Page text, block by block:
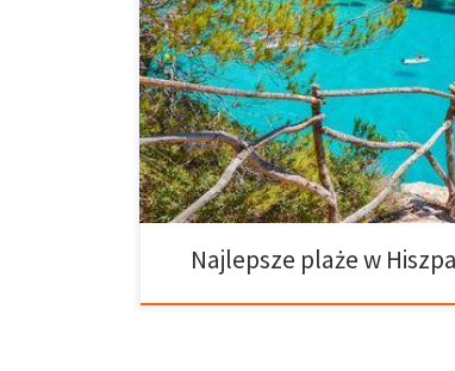
wiadomość. Hiszpania posiada prawie
otoczone jest przez Morze Śródziemne
jogging, odgłos morza… Jesteśmy pewni,
morską […]
Najlepsze plaże w